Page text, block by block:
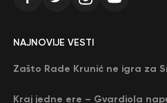
NAJNOVIJE VESTI